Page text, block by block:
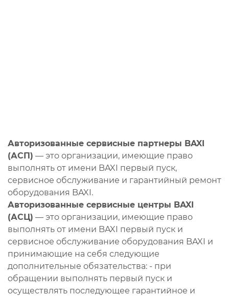
Авторизованные сервисные партнеры BAXI
(АСП) — это организации, имеющие право
выполнять от имени BAXI первый пуск,
сервисное обслуживание и гарантийный ремонт
оборудования BAXI.
Авторизованные сервисные центры BAXI
(АСЦ) — это организации, имеющие право
выполнять от имени BAXI первый пуск и
сервисное обслуживание оборудования BAXI и
принимающие на себя следующие
дополнительные обязательства: - при
обращении выполнять первый пуск и
осуществлять последующее гарантийное и